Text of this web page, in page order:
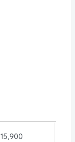
15,900